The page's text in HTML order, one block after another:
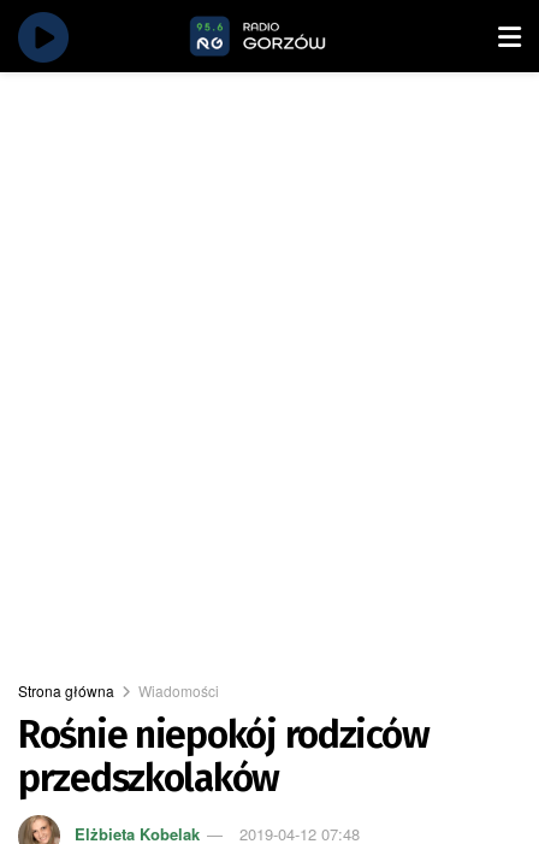
Strona główna Wiadomości
Rośnie niepokój rodziców
przedszkolaków
Elżbieta Kobelak 2019-04-12 07:48